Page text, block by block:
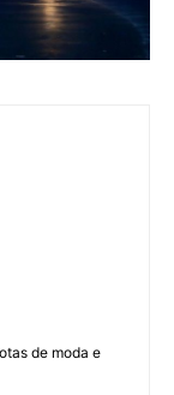
de moda e